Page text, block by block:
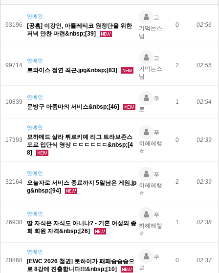
93196
연예인
[공홈] 이강인, 아틀레티코 원정단을 위한
저녁 만찬 마련&nbsp;[39]
고
기먹는스
님
0 02:56
99714
연예인
트와이스 정연 최근.jpg&nbsp;[83]
고
기먹는스
님
2 02:55
10839
연예인
문방구 아줌마의 서비스&nbsp;[46]
쿠
로
1 02:54
17393
연예인
모하메드 살라 튀르키예 리그 트라브존스
포르 입단식 영상 ㄷㄷㄷㄷㄷㄷ&nbsp;[4
8]
푸
히헤헤햏
ㅎ
0 02:39
32164
연예인
오늘자로 서비스 종료까지 5일남은 게임.jp
g&nbsp;[94]
푸
히헤헤햏
ㅎ
2 02:39
76938
연예인
딸 자식은 자식도 아니냐? - 기혼 여성의 종
회 회원 자격&nbsp;[26]
푸
히헤헤햏
ㅎ
1 02:38
70868
연예인
[EWC 2026 철권] 로하이가 패패승승승으
로 8강에 진출합니다!!!&nbsp;[10]
쿠
로
0 02:37